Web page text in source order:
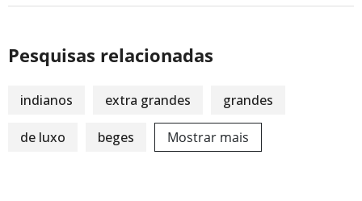
Pesquisas relacionadas
indianos extra grandes grandes
de luxo beges Mostrar mais